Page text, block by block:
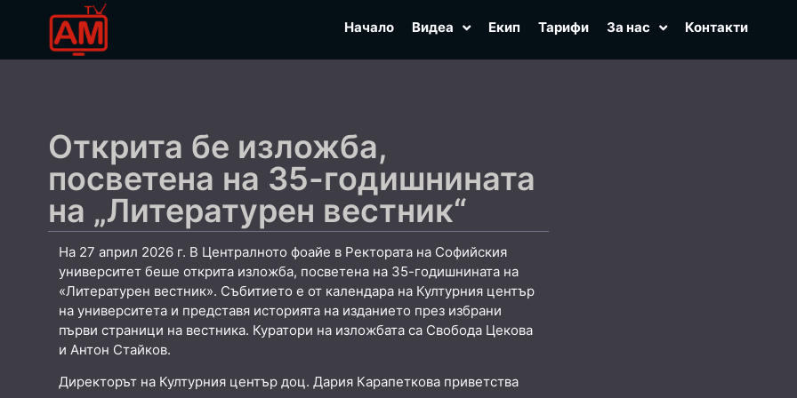
Начало Видеа Екип Тарифи За нас Контакти
Открита бе изложба,
посветена на 35-годишнината
на „Литературен вестник“
На 27 април 2026 г. В Централното фоайе в Ректората на Софийския
университет беше открита изложба, посветена на 35-годишнината на
«Литературен вестник». Събитието е от календара на Културния център
на университета и представя историята на изданието през избрани
първи страници на вестника. Куратори на изложбата са Свобода Цекова
и Антон Стайков.
Директорът на Културния център доц. Дария Карапеткова приветства